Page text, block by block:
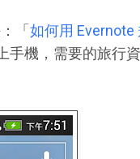
「 如何用
手機，需要的旅行